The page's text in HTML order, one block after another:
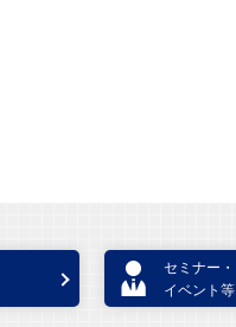
セミナー・
イベント等